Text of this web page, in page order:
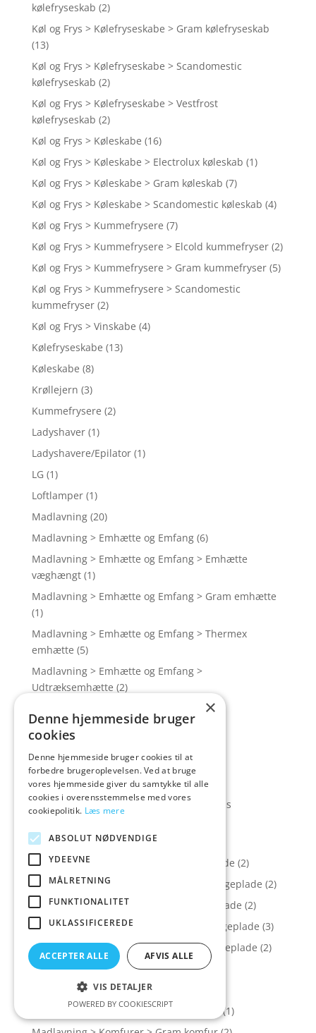
kølefryseskab (2)
Køl og Frys > Kølefryseskabe > Gram kølefryseskab
(13)
Køl og Frys > Kølefryseskabe > Scandomestic
kølefryseskab (2)
Køl og Frys > Kølefryseskabe > Vestfrost
kølefryseskab (2)
Køl og Frys > Køleskabe (16)
Køl og Frys > Køleskabe > Electrolux køleskab (1)
Køl og Frys > Køleskabe > Gram køleskab (7)
Køl og Frys > Køleskabe > Scandomestic køleskab (4)
Køl og Frys > Kummefrysere (7)
Køl og Frys > Kummefrysere > Elcold kummefryser (2)
Køl og Frys > Kummefrysere > Gram kummefryser (5)
Køl og Frys > Kummefrysere > Scandomestic
kummefryser (2)
Køl og Frys > Vinskabe (4)
Kølefryseskabe (13)
Køleskabe (8)
Krøllejern (3)
Kummefrysere (2)
Ladyshaver (1)
Ladyshavere/Epilator (1)
LG (1)
Loftlamper (1)
Madlavning (20)
Madlavning > Emhætte og Emfang (6)
Madlavning > Emhætte og Emfang > Emhætte
væghængt (1)
Madlavning > Emhætte og Emfang > Gram emhætte
(1)
Madlavning > Emhætte og Emfang > Thermex
emhætte (5)
Madlavning > Emhætte og Emfang >
Udtræksemhætte (2)
Madlavning > Indbygningsovne > AEG
Madlavning > Indbygningsovne > Gram
indbygningsovn (1)
Madlavning > Indbygningsovne > Siemens
Madlavning > Kogeplader (19)
Madlavning > Kogeplader > AEG kogeplade (2)
Madlavning > Kogeplader > Electrolux kogeplade (2)
Madlavning > Kogeplader > Gram kogeplade (2)
Madlavning > Kogeplader > Silverline kogeplade (3)
Madlavning > Kogeplader > Thermex kogeplade (2)
Madlavning > Kombiovne (5)
Madlavning > Komfurer (16)
Madlavning > Komfurer > Bosch komfur
(1)
×
Denne hjemmeside bruger
cookies
Denne hjemmeside bruger cookies til at
forbedre brugeroplevelsen. Ved at bruge
vores hjemmeside giver du samtykke til alle
cookies i overensstemmelse med vores
cookiepolitik. Læs mere
ABSOLUT NØDVENDIGE
YDEEVNE
MÅLRETNING
FUNKTIONALITET
UKLASSIFICEREDE
ACCEPTER ALLE AFVIS ALLE
VIS DETALJER
POWERED BY COOKIESCRIPT